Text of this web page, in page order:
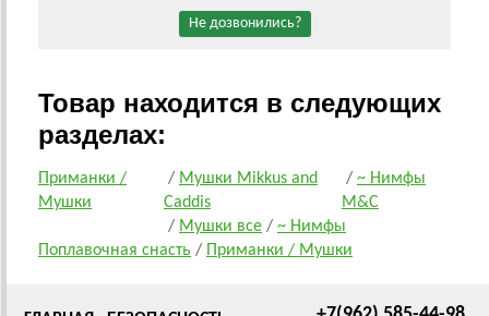
Не дозвонились?
Товар находится в следующих
разделах:
Приманки /
Мушки
/ Мушки Mikkus and
Caddis
/ ~ Нимфы
M&C
/ Мушки все / ~ Нимфы
Поплавочная снасть / Приманки / Мушки